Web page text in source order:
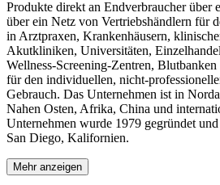
Produkte direkt an Endverbraucher über
über ein Netz von Vertriebshändlern für
in Arztpraxen, Krankenhäusern,
Akutkliniken, Universitäten,
Wellness-Screening-Zentren,
für den individuellen, nicht-
Gebrauch. Das Unternehmen ist in
Nahen Osten, Afrika, China und
Unternehmen wurde 1979 gegründet
San Diego, Kalifornien.
Mehr anzeigen